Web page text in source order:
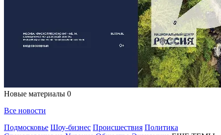
Новые материалы 0
Все новости
Подмосковье Шоу-бизнес Происшествия Политика